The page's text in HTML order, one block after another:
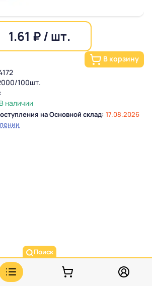
1.61 ₽ / шт.
В корзину
100шт.
В наличии
на Основной склад: 17.08.2026
Поиск